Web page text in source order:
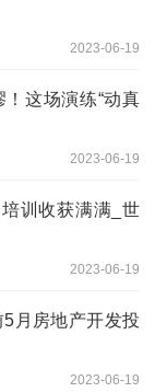
2023-06-19
这场演练“动真
2023-06-19
培训收获满满_世
2023-06-19
月房地产开发投
2023-06-19